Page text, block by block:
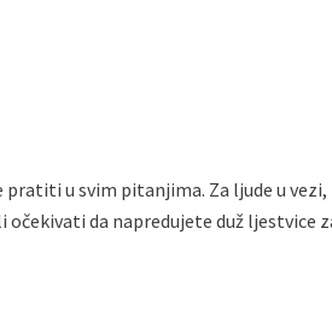
u svim pitanjima. Za ljude u vezi,
​​da napredujete duž ljestvice